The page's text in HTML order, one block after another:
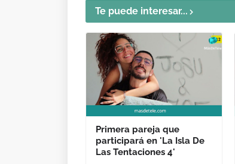
Te puede interesar...
Primera pareja que
participará en 'La Isla De
Las Tentaciones 4'